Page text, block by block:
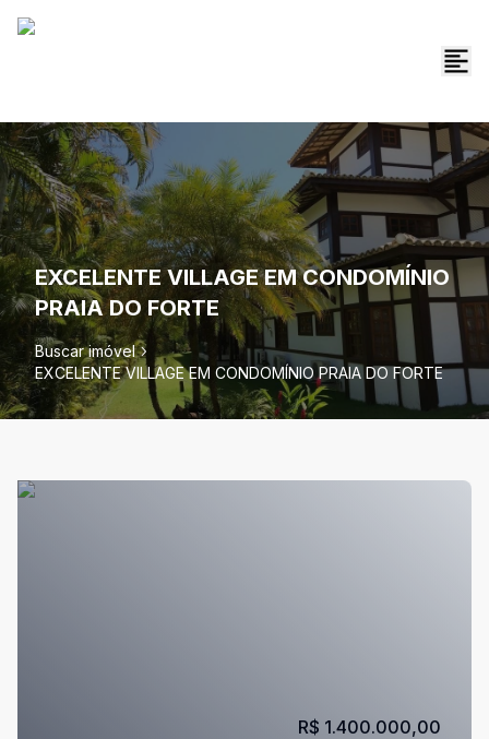
EXCELENTE VILLAGE EM CONDOMÍNIO
PRAIA DO FORTE
Buscar imóvel
EXCELENTE VILLAGE EM CONDOMÍNIO PRAIA DO FORTE
R$ 1.400.000,00